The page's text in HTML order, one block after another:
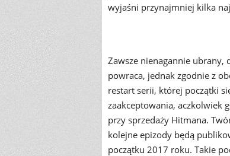
wyjaśni przynajmniej kilka
Zawsze nienagannie ubrany,
powraca, jednak zgodnie z
restart serii, której początki
zaakceptowania, aczkolwiek
przy sprzedaży Hitmana.
kolejne epizody będą
początku 2017 roku. Takie